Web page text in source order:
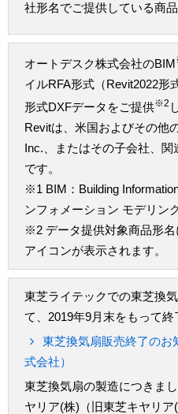
社形名でご提供している商
オートデスク株式会社のBIM
イルRFA形式（Revit2022形
形式DXFデータをご提供※2
Revitは、米国およびその他
Inc.、またはその子会社、
です。
※1 BIM：Building
ンフォメーション モデリン
※2 データ提供対象商品形
アイコンが表示されます。
東芝ライテックでの東芝換
て、2019年9月末をもって終
東芝換気扇販売終了のお
式会社）
東芝換気扇の製造につきま
ヤリア(株)（旧東芝キヤリア